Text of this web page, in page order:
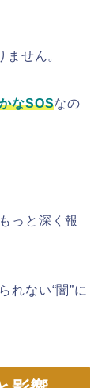
ません。
なSOSなの
っと深く報
れない“闇”に